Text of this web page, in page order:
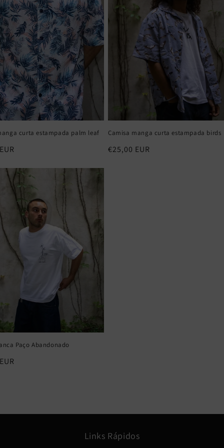
curta estampada palm leaf Camisa manga curta estampada birds
Preço
€25,00 EUR
Paço Abandonado
Links Rápidos